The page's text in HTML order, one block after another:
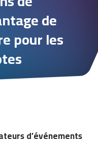
de
pour les
d’événements